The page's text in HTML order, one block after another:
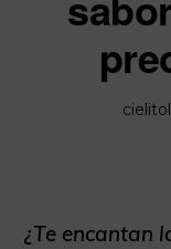
Extensa
Socios
¿Te encantan